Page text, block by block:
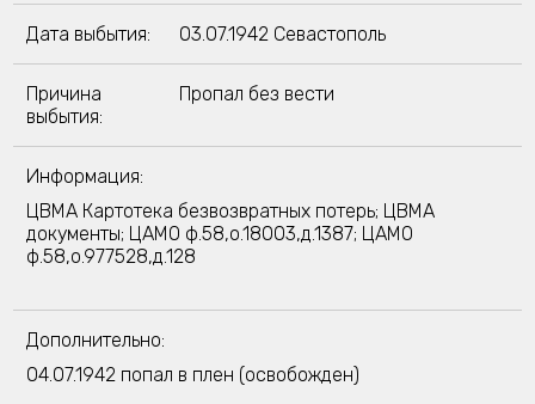
Дата выбытия: 03.07.1942 Севастополь
Причина
выбытия:
Пропал без вести
Информация:
ЦВМА Картотека безвозвратных потерь; ЦВМА
документы; ЦАМО ф.58,о.18003,д.1387; ЦАМО
ф.58,о.977528,д.128
Дополнительно:
04.07.1942 попал в плен (освобожден)